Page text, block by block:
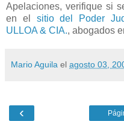
Apelaciones, verifique si
en el sitio del Poder
ULLOA & CIA., abogados
Mario Aguila el agosto 03,
‹